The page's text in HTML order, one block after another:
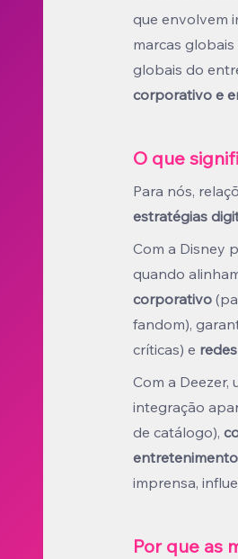
que envolvem
marcas
globais do
corporativo e
O que
Para nós,
estratégias
Com a Disney
quando
corporativo
fandom),
críticas) e
Com a Deezer,
integração
de catálogo),
entretenimento
imprensa,
Por que as